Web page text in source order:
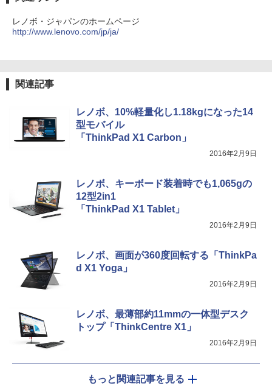
リング ANC 36時間再生
レノボ・ジャパンのホームページ
http://www.lenovo.com/jp/ja/
関連記事
レノボ、10%軽量化し1.18kgになった14
型モバイル
「ThinkPad X1 Carbon」
2016年2月9日
レノボ、キーボード装着時でも1,065gの
12型2in1
「ThinkPad X1 Tablet」
2016年2月9日
レノボ、画面が360度回転する「ThinkPa
d X1 Yoga」
2016年2月9日
レノボ、最薄部約11mmの一体型デスク
トップ「ThinkCentre X1」
2016年2月9日
もっと関連記事を見る